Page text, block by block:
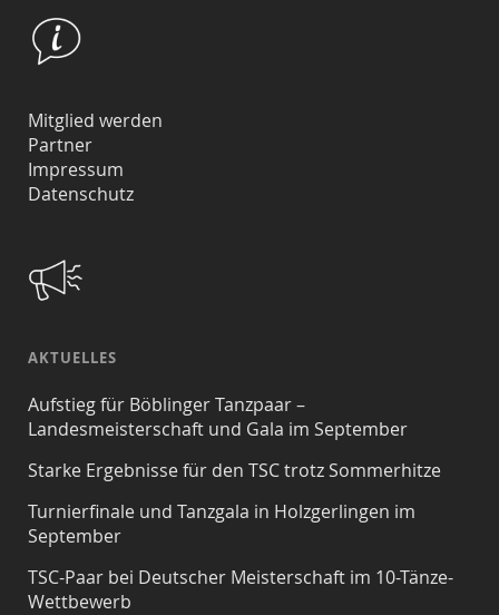
Mitglied werden
Partner
Impressum
Datenschutz
AKTUELLES
Aufstieg für Böblinger Tanzpaar –
Landesmeisterschaft und Gala im September
Starke Ergebnisse für den TSC trotz Sommerhitze
Turnierfinale und Tanzgala in Holzgerlingen im
September
TSC-Paar bei Deutscher Meisterschaft im 10-Tänze-
Wettbewerb